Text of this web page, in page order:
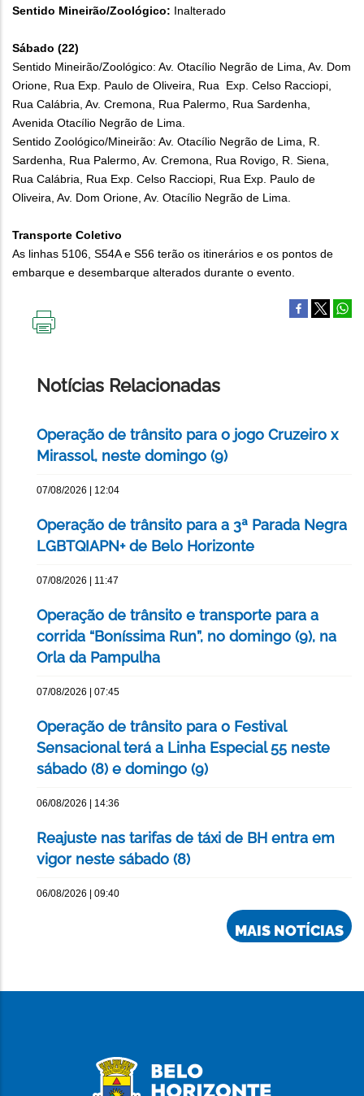
Sentido Mineirão/Zoológico: Inalterado
Sábado (22)
Sentido Mineirão/Zoológico: Av. Otacílio Negrão de Lima, Av. Dom
Orione, Rua Exp. Paulo de Oliveira, Rua Exp. Celso Racciopi,
Rua Calábria, Av. Cremona, Rua Palermo, Rua Sardenha,
Avenida Otacílio Negrão de Lima.
Sentido Zoológico/Mineirão: Av. Otacílio Negrão de Lima, R.
Sardenha, Rua Palermo, Av. Cremona, Rua Rovigo, R. Siena,
Rua Calábria, Rua Exp. Celso Racciopi, Rua Exp. Paulo de
Oliveira, Av. Dom Orione, Av. Otacílio Negrão de Lima.
Transporte Coletivo
As linhas 5106, S54A e S56 terão os itinerários e os pontos de
embarque e desembarque alterados durante o evento.
Notícias Relacionadas
Operação de trânsito para o jogo Cruzeiro x
Mirassol, neste domingo (9)
07/08/2026 | 12:04
Operação de trânsito para a 3ª Parada Negra
LGBTQIAPN+ de Belo Horizonte
07/08/2026 | 11:47
Operação de trânsito e transporte para a
corrida “Boníssima Run”, no domingo (9), na
Orla da Pampulha
07/08/2026 | 07:45
Operação de trânsito para o Festival
Sensacional terá a Linha Especial 55 neste
sábado (8) e domingo (9)
06/08/2026 | 14:36
Reajuste nas tarifas de táxi de BH entra em
vigor neste sábado (8)
06/08/2026 | 09:40
MAIS NOTÍCIAS